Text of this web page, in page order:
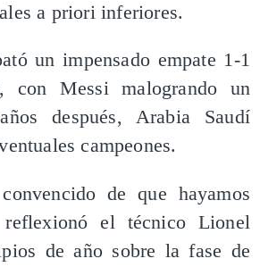
a priori inferiores.
un impensado empate 1-1
con Messi malogrando un
después, Arabia Saudí
campeones.
de que hayamos
reflexionó el técnico Lionel
de año sobre la fase de